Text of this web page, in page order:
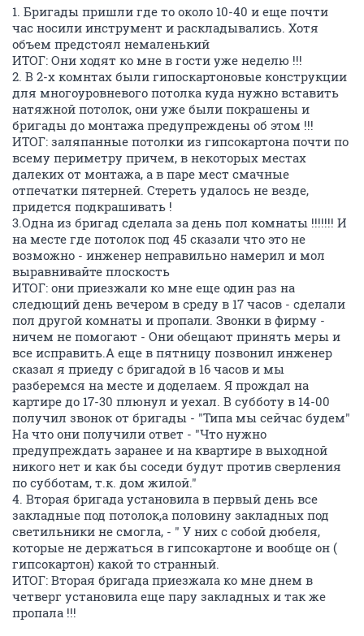
1. Бригады пришли где то около 10-40 и еще почти
час носили инструмент и раскладывались. Хотя
объем предстоял немаленький
ИТОГ: Они ходят ко мне в гости уже неделю !!!
2. В 2-х комнтах были гипоскартоновые конструкции
для многоуровневого потолка куда нужно вставить
натяжной потолок, они уже были покрашены и
бригады до монтажа предупреждены об этом !!!
ИТОГ: заляпанные потолки из гипсокартона почти по
всему периметру причем, в некоторых местах
далеких от монтажа, а в паре мест смачные
отпечатки пятерней. Стереть удалось не везде,
придется подкрашивать !
3.Одна из бригад сделала за день пол комнаты !!!!!!! И
на месте где потолок под 45 сказали что это не
возможно - инженер неправильно намерил и мол
выравнивайте плоскость
ИТОГ: они приезжали ко мне еще один раз на
следющий день вечером в среду в 17 часов - сделали
пол другой комнаты и пропали. Звонки в фирму -
ничем не помогают - Они обещают принять меры и
все исправить.А еще в пятницу позвонил инженер
сказал я приеду с бригадой в 16 часов и мы
разберемся на месте и доделаем. Я прождал на
картире до 17-30 плюнул и уехал. В субботу в 14-00
получил звонок от бригады - "Типа мы сейчас будем"
На что они получили ответ - "Что нужно
предупреждать заранее и на квартире в выходной
никого нет и как бы соседи будут против сверления
по субботам, т.к. дом жилой."
4. Вторая бригада установила в первый день все
закладные под потолок,а половину закладных под
светильники не смогла, - " У них с собой дюбеля,
которые не держаться в гипсокартоне и вообще он (
гипсокартон) какой то странный.
ИТОГ: Вторая бригада приезжала ко мне днем в
четверг установила еще пару закладных и так же
пропала !!!